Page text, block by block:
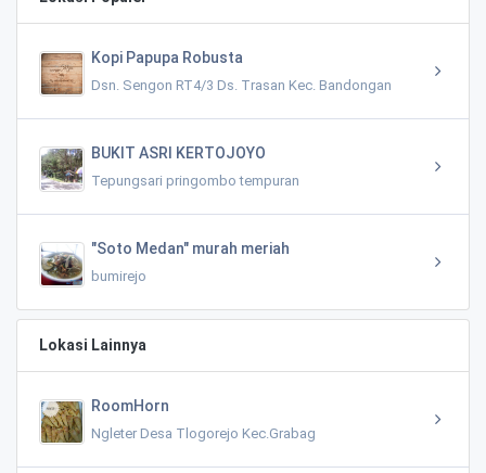
Kopi Papupa Robusta
Dsn. Sengon RT4/3 Ds. Trasan Kec. Bandongan
BUKIT ASRI KERTOJOYO
Tepungsari pringombo tempuran
"Soto Medan" murah meriah
bumirejo
Lokasi Lainnya
RoomHorn
Ngleter Desa Tlogorejo Kec.Grabag